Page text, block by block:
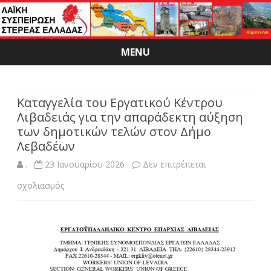
MENU
Skip
Καταγγελία του Εργατικού Κέντρου
Λιβαδειάς για την απαράδεκτη αύξηση
των δημοτικών τελών στον Δήμο
Λεβαδέων
. 23 Ιανουαρίου 2026
Δεν επιτρέπεται
σχολιασμόςστο
του
Εργατικού